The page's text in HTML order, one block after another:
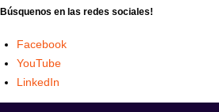
Búsquenos en las redes sociales!
Facebook
YouTube
LinkedIn